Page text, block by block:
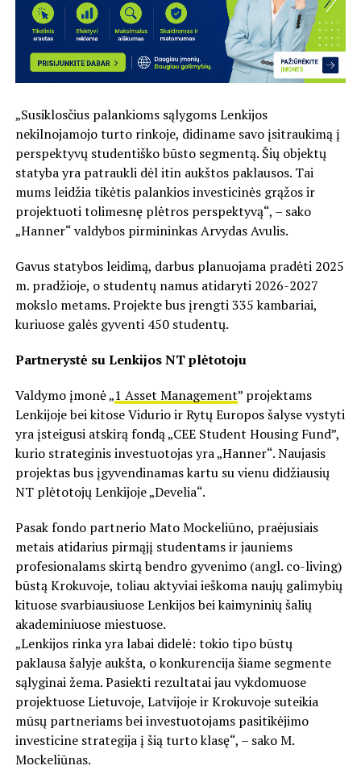
„Susiklosčius palankioms sąlygoms Lenkijos
nekilnojamojo turto rinkoje, didiname savo įsitraukimą į
perspektyvų studentiško būsto segmentą. Šių objektų
statyba yra patraukli dėl itin aukštos paklausos. Tai
mums leidžia tikėtis palankios investicinės grąžos ir
projektuoti tolimesnę plėtros perspektyvą“, – sako
„Hanner“ valdybos pirmininkas Arvydas Avulis.
Gavus statybos leidimą, darbus planuojama pradėti 2025
m. pradžioje, o studentų namus atidaryti 2026-2027
mokslo metams. Projekte bus įrengti 335 kambariai,
kuriuose galės gyventi 450 studentų.
Partnerystė su Lenkijos NT plėtotoju
Valdymo įmonė „1 Asset Management” projektams
Lenkijoje bei kitose Vidurio ir Rytų Europos šalyse vystyti
yra įsteigusi atskirą fondą „CEE Student Housing Fund”,
kurio strateginis investuotojas yra „Hanner“. Naujasis
projektas bus įgyvendinamas kartu su vienu didžiausių
NT plėtotojų Lenkijoje „Develia“.
Pasak fondo partnerio Mato Mockeliūno, praėjusiais
metais atidarius pirmąjį studentams ir jauniems
profesionalams skirtą bendro gyvenimo (angl. co-living)
būstą Krokuvoje, toliau aktyviai ieškoma naujų galimybių
kituose svarbiausiuose Lenkijos bei kaimyninių šalių
akademiniuose miestuose.
„Lenkijos rinka yra labai didelė: tokio tipo būstų
paklausa šalyje aukšta, o konkurencija šiame segmente
sąlyginai žema. Pasiekti rezultatai jau vykdomuose
projektuose Lietuvoje, Latvijoje ir Krokuvoje suteikia
mūsų partneriams bei investuotojams pasitikėjimo
investicine strategija į šią turto klasę“, – sako M.
Mockeliūnas.